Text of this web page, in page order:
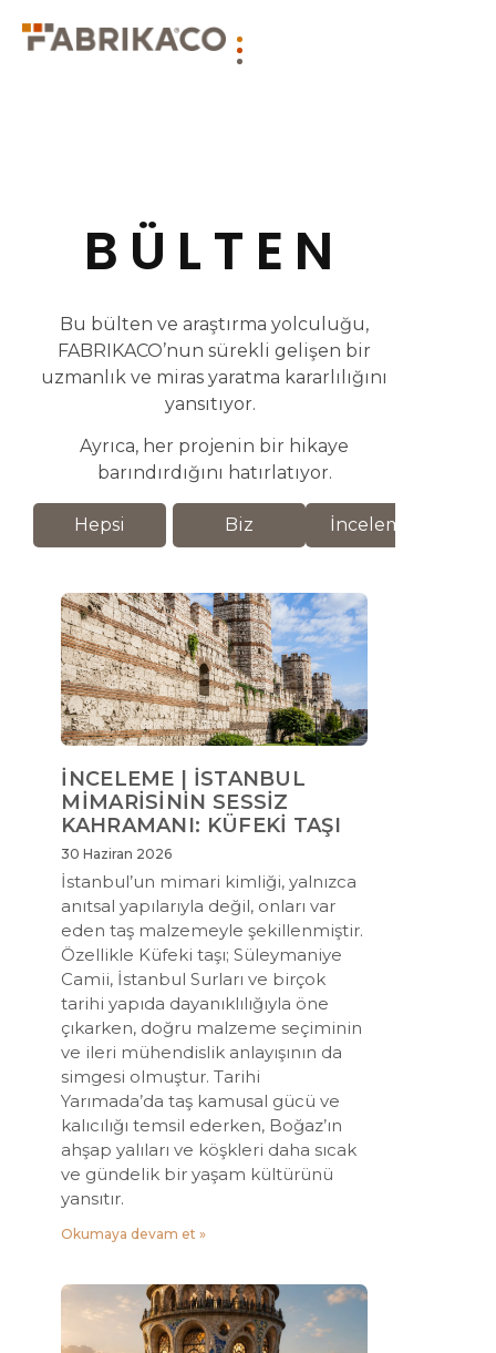
BÜLTEN
Bu bülten ve araştırma yolculuğu,
FABRIKACO’nun sürekli gelişen bir
uzmanlık ve miras yaratma kararlılığını
yansıtıyor.
Ayrıca, her projenin bir hikaye
barındırdığını hatırlatıyor.
Hepsi Biz İnceleme
İNCELEME | İSTANBUL
MİMARİSİNİN SESSİZ
KAHRAMANI: KÜFEKİ TAŞI
30 Haziran 2026
İstanbul’un mimari kimliği, yalnızca
anıtsal yapılarıyla değil, onları var
eden taş malzemeyle şekillenmiştir.
Özellikle Küfeki taşı; Süleymaniye
Camii, İstanbul Surları ve birçok
tarihi yapıda dayanıklılığıyla öne
çıkarken, doğru malzeme seçiminin
ve ileri mühendislik anlayışının da
simgesi olmuştur. Tarihi
Yarımada’da taş kamusal gücü ve
kalıcılığı temsil ederken, Boğaz’ın
ahşap yalıları ve köşkleri daha sıcak
ve gündelik bir yaşam kültürünü
yansıtır.
Okumaya devam et »